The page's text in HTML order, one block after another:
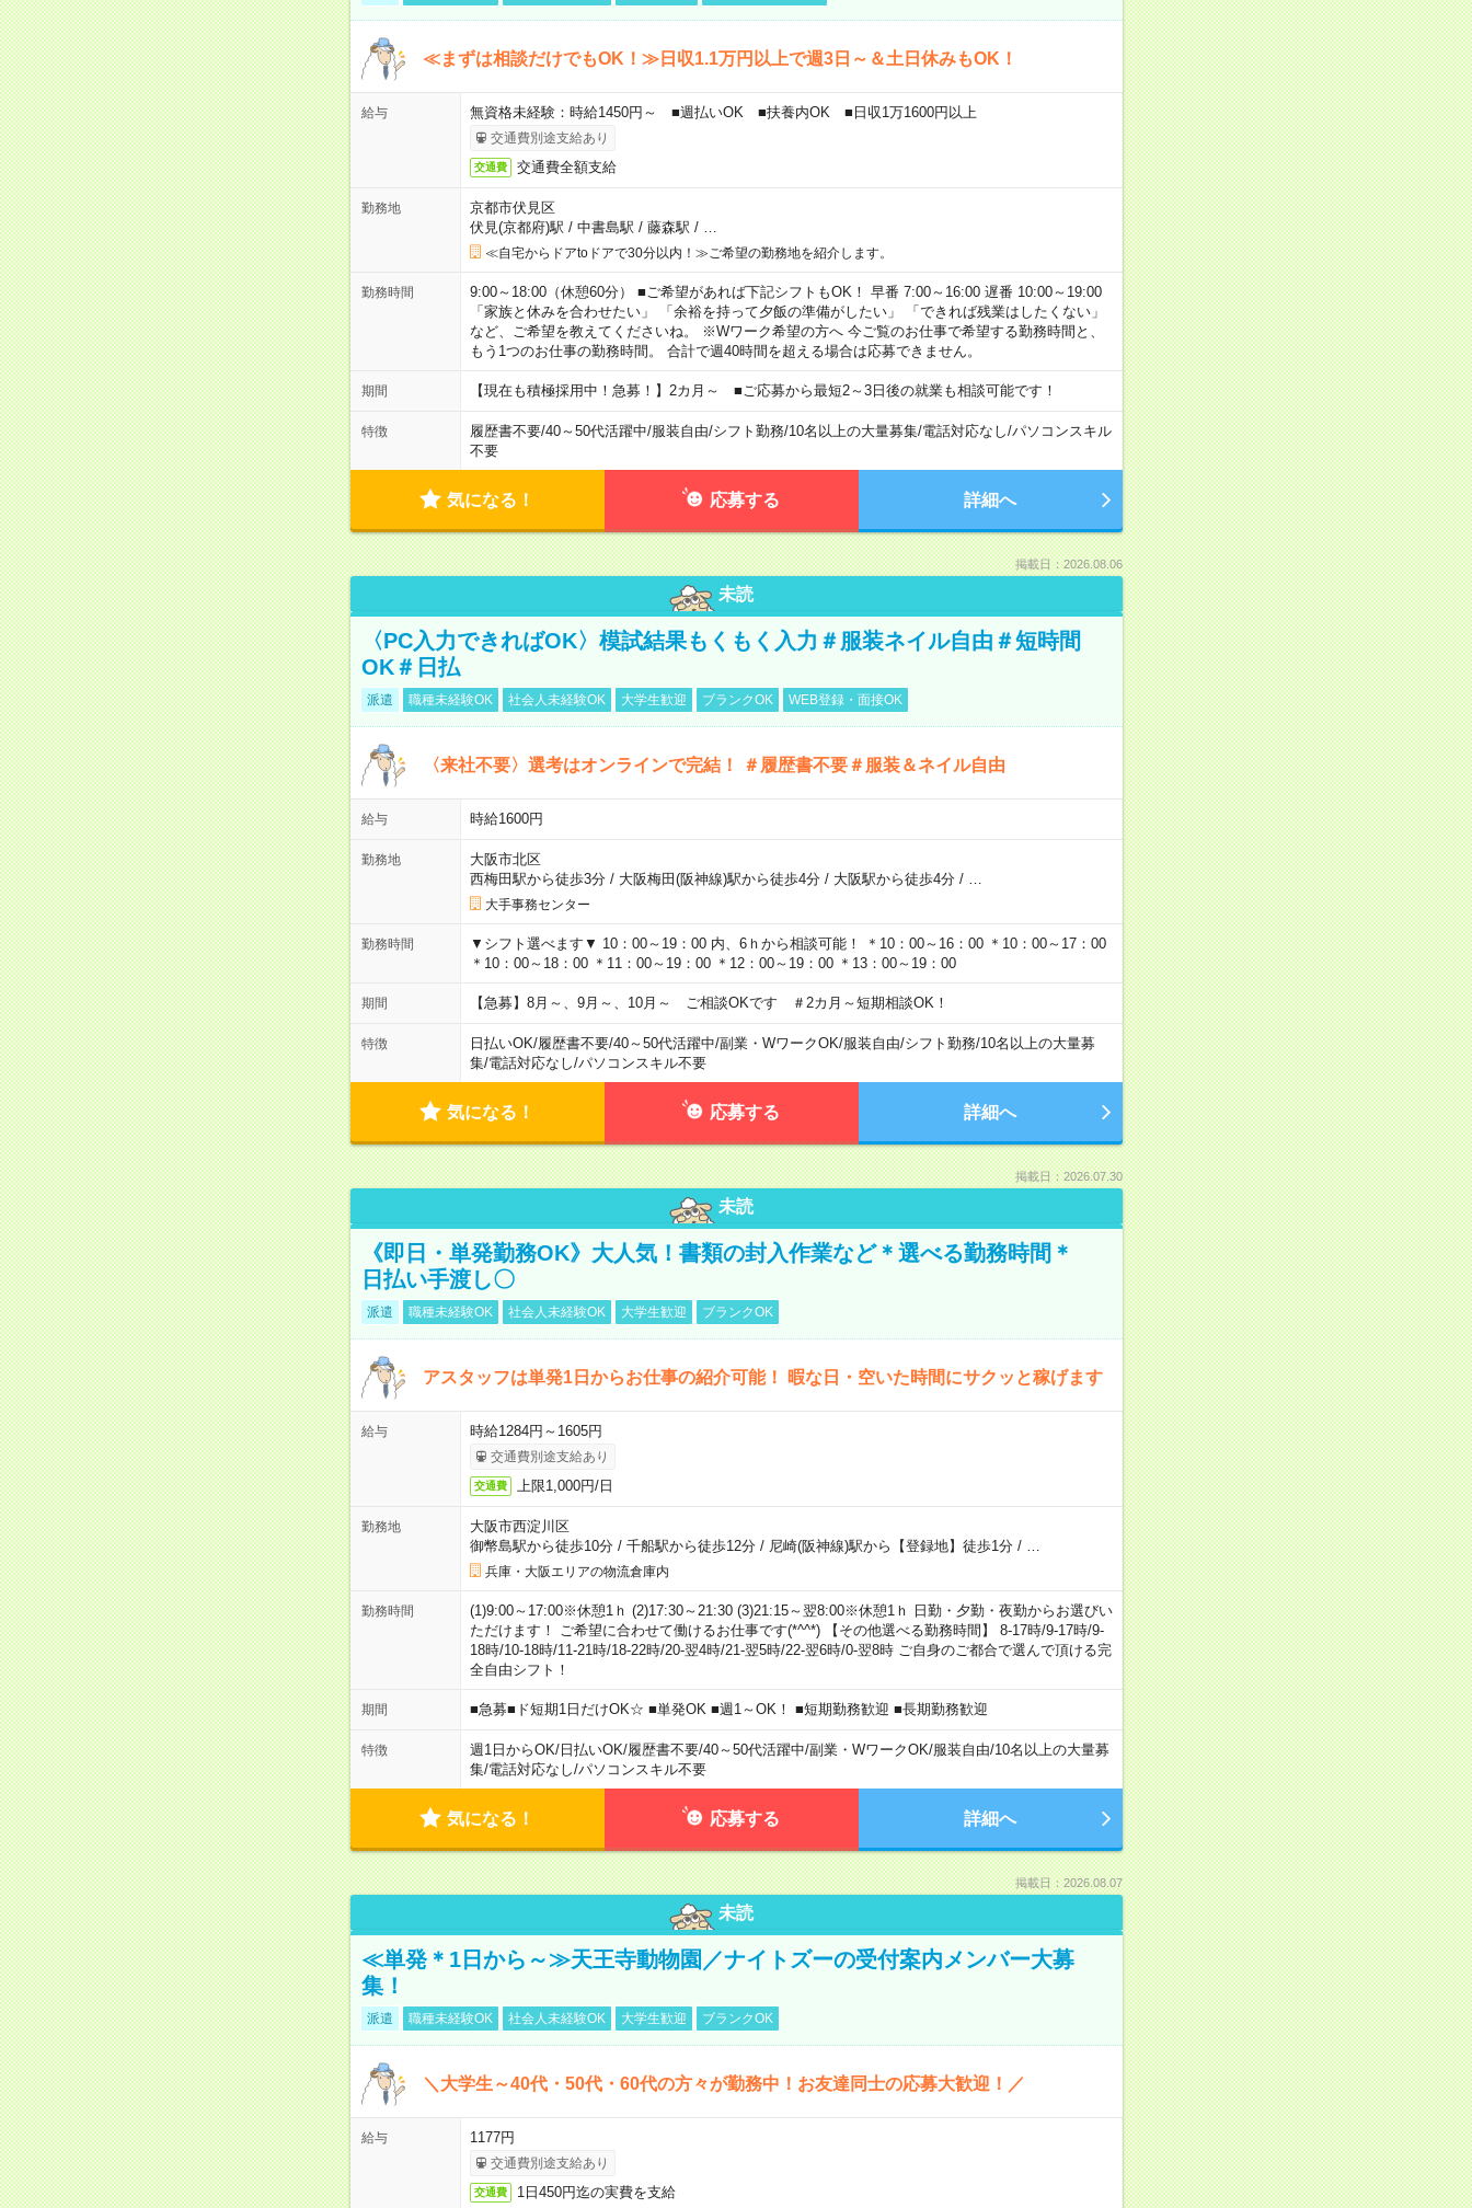
≪まずは相談だけでもOK！≫日収1.1万円以上で週3日～＆土日休みもOK！
給与 無資格未経験：時給1450円～ ■週払いOK ■扶養内OK ■日収1万1600円以上
交通費別途支給あり
交通費 交通費全額支給
勤務地
京都市伏見区
伏見(京都府)駅 / 中書島駅 / 藤森駅 /
≪自宅からドアtoドアで30分以内！≫ご希望の勤務地を紹介します。
勤務時間
9:00～18:00（休憩60分） ■ご希望があれば下記シフトもOK！ 早番 7:00～16:00 遅番 10:00～19:00
「家族と休みを合わせたい」 「余裕を持って夕飯の準備がしたい」 「できれば残業はしたくない」
など、ご希望を教えてくださいね。 ※Wワーク希望の方へ 今ご覧のお仕事で希望する勤務時間と、
もう1つのお仕事の勤務時間。 合計で週40時間を超える場合は応募できません。
期間 【現在も積極採用中！急募！】2カ月～ ■ご応募から最短2～3日後の就業も相談可能です！
特徴 履歴書不要/40～50代活躍中/服装自由/シフト勤務/10名以上の大量募集/電話対応なし/パソコンスキル
不要
気になる！ 応募する 詳細へ
掲載日：2026.08.06
未読
〈PC入力できればOK〉模試結果もくもく入力＃服装ネイル自由＃短時間
OK＃日払
派遣 職種未経験OK 社会人未経験OK 大学生歓迎 ブランクOK WEB登録・面接OK
〈来社不要〉選考はオンラインで完結！ ＃履歴書不要＃服装＆ネイル自由
給与 時給1600円
勤務地
大阪市北区
西梅田駅から徒歩3分/ 大阪梅田(阪神線)駅から徒歩4分/ 大阪駅から徒歩4分/
大手事務センター
勤務時間
▼シフト選べます▼ 10：00～19：00 内、6ｈから相談可能！ ＊10：00～16：00 ＊10：00～17：00
＊10：00～18：00 ＊11：00～19：00 ＊12：00～19：00 ＊13：00～19：00
期間 【急募】8月～、9月～、10月～ ご相談OKです ＃2カ月～短期相談OK！
特徴 日払いOK/履歴書不要/40～50代活躍中/副業・WワークOK/服装自由/シフト勤務/10名以上の大量募
集/電話対応なし/パソコンスキル不要
気になる！ 応募する 詳細へ
掲載日：2026.07.30
未読
《即日・単発勤務OK》大人気！書類の封入作業など＊選べる勤務時間＊
日払い手渡し〇
派遣 職種未経験OK 社会人未経験OK 大学生歓迎 ブランクOK
アスタッフは単発1日からお仕事の紹介可能！ 暇な日・空いた時間にサクッと稼げます
給与 時給1284円～1605円
交通費別途支給あり
交通費 上限1,000円/日
勤務地
大阪市西淀川区
御幣島駅から徒歩10分/ 千船駅から徒歩12分/ 尼崎(阪神線)駅から【登録地】徒歩1分/
兵庫・大阪エリアの物流倉庫内
勤務時間
(1)9:00～17:00※休憩1ｈ (2)17:30～21:30 (3)21:15～翌8:00※休憩1ｈ 日勤・夕勤・夜勤からお選びい
ただけます！ ご希望に合わせて働けるお仕事です(*^^*) 【その他選べる勤務時間】 8-17時/9-17時/9-
18時/10-18時/11-21時/18-22時/20-翌4時/21-翌5時/22-翌6時/0-翌8時 ご自身のご都合で選んで頂ける完
全自由シフト！
期間 ■急募■ド短期1日だけOK☆ ■単発OK ■週1～OK！ ■短期勤務歓迎 ■長期勤務歓迎
特徴 週1日からOK/日払いOK/履歴書不要/40～50代活躍中/副業・WワークOK/服装自由/10名以上の大量募
集/電話対応なし/パソコンスキル不要
気になる！ 応募する 詳細へ
掲載日：2026.08.07
未読
≪単発＊1日から～≫天王寺動物園／ナイトズーの受付案内メンバー大募
集！
派遣 職種未経験OK 社会人未経験OK 大学生歓迎 ブランクOK
＼大学生～40代・50代・60代の方々が勤務中！お友達同士の応募大歓迎！／
給与 1177円
交通費別途支給あり
交通費 1日450円迄の実費を支給